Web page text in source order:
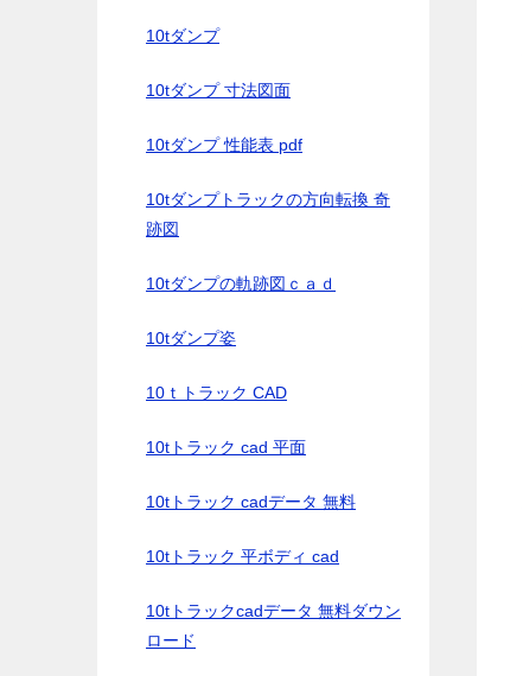
10tダンプ
10tダンプ 寸法図面
10tダンプ 性能表 pdf
10tダンプトラックの方向転換 奇
跡図
10tダンプの軌跡図ｃａｄ
10tダンプ姿
10ｔトラック CAD
10tトラック cad 平面
10tトラック cadデータ 無料
10tトラック 平ボディ cad
10tトラックcadデータ 無料ダウン
ロード